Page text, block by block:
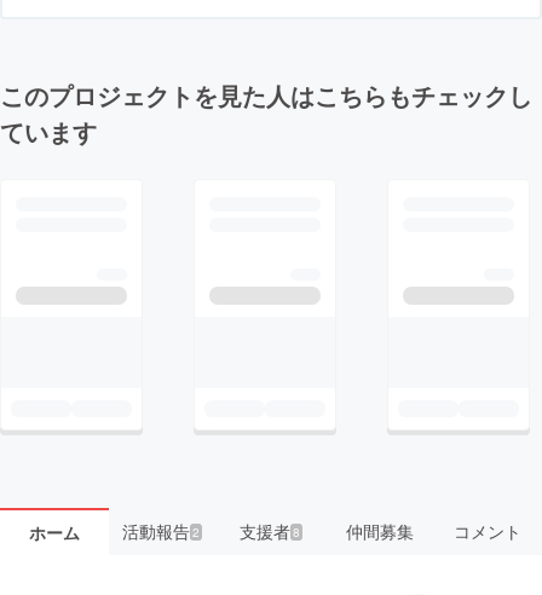
このプロジェクトを見た人はこちらもチェックし
ています
ホーム 活動報告2 支援者8 仲間募集 コメント